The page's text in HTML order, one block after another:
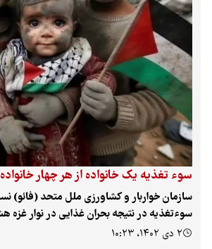
سوء تغذیه یک خانواده از هر چهار خانواده در
سازمان خواربار و کشاورزی ملل متحد (فائو) نسبت
سوءتغذیه در نتیجه بحران غذایی در نوار غزه
حداقل یک خانواده از هر چهار خانواده در غزه – یعنی